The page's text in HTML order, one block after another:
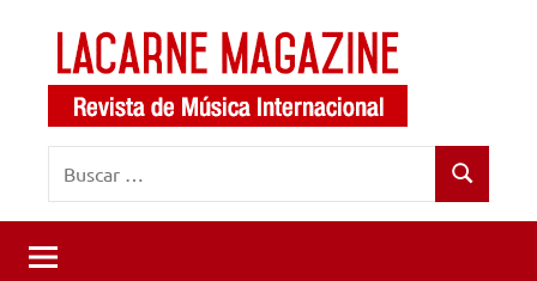
contenido
LaCarne
Magazine
de
música
internacional
Buscar